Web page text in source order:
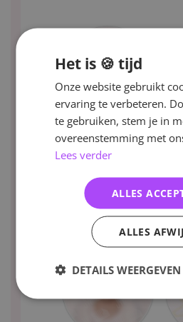
Het is 🍪 tijd
Onze website gebruikt
ervaring te verbeteren.
te gebruiken, stem je in
overeenstemming met
Lees verder
ALLES
ALLES
DETAILS WEERGEVEN